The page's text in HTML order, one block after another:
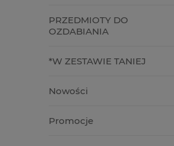
PRZEDMIOTY DO
OZDABIANIA
*W ZESTAWIE TANIEJ
Nowości
Promocje
Dodatki papierowe Tim Holtz
Ology Mini Stencil Chips 37szt